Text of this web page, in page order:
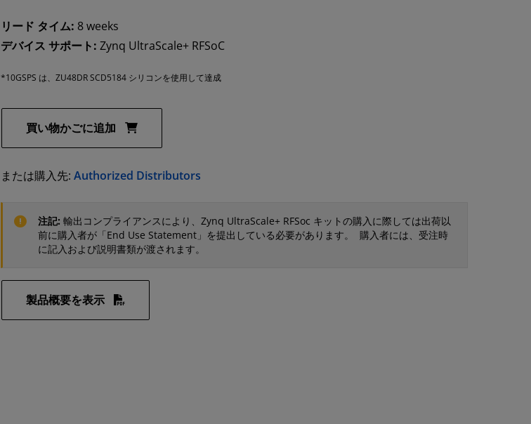
リード タイム: 8 weeks
デバイス サポート:Zynq UltraScale+ RFSoC
*10GSPS は、ZU48DR SCD5184 シリコンを使用して達成
買い物かごに追加
または購入先:Authorized Distributors
注記: 輸出コンプライアンスにより、Zynq UltraScale+ RFSoc キットの購入に際しては出荷以
前に購入者が「End Use Statement」を提出している必要があります。 購入者には、受注時
に記入および説明書類が渡されます。
製品概要を表示